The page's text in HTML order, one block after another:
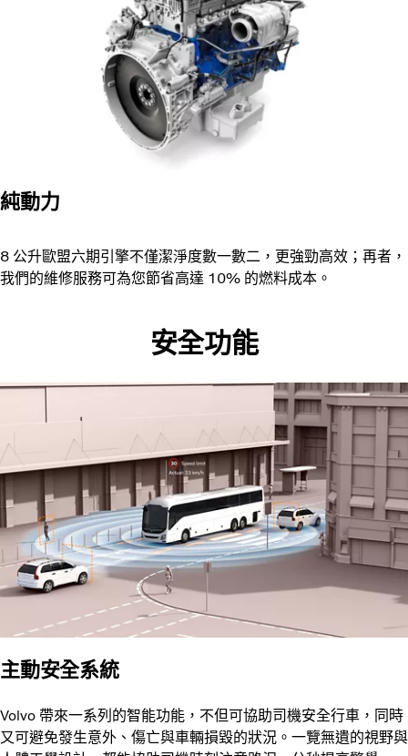
純動力
8 公升歐盟六期引擎不僅潔淨度數一數二，更強勁高效；再者，
我們的維修服務可為您節省高達 10% 的燃料成本。
安全功能
主動安全系統
Volvo 帶來一系列的智能功能，不但可協助司機安全行車，同時
又可避免發生意外、傷亡與車輛損毀的狀況。一覽無遺的視野與